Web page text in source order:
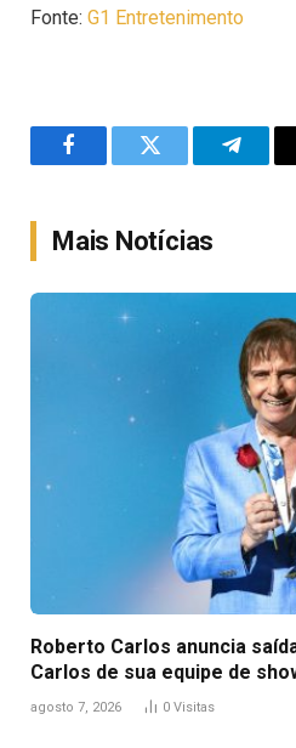
Fonte: G1 Entretenimento
FacebookTwitter
Mais Notícias
Roberto Carlos anuncia
Carlos de sua equipe de
agosto 7, 2026 0 Visitas